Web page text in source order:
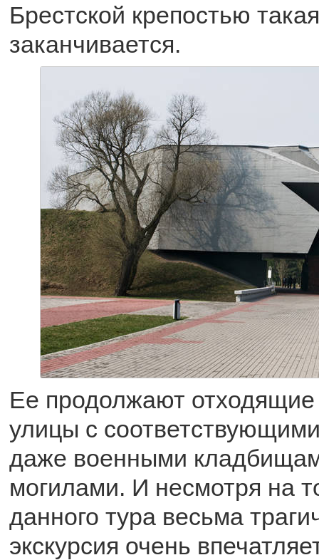
Брестской крепостью
заканчивается.
Ее продолжают отходящие
улицы с
даже военными
могилами. И несмотря на
данного тура весьма
экскурсия очень